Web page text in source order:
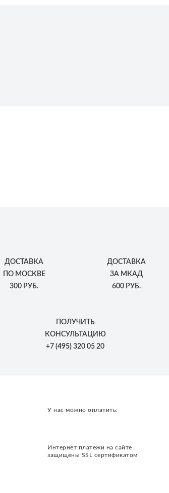
ДОСТАВКА
ПО МОСКВЕ
300 РУБ.
ДОСТАВКА
ЗА МКАД
600 РУБ.
ПОЛУЧИТЬ
КОНСУЛЬТАЦИЮ
+7 (495) 320 05 20
У нас можно оплатить:
Интернет платежи на сайте
защищены SSL сертификатом